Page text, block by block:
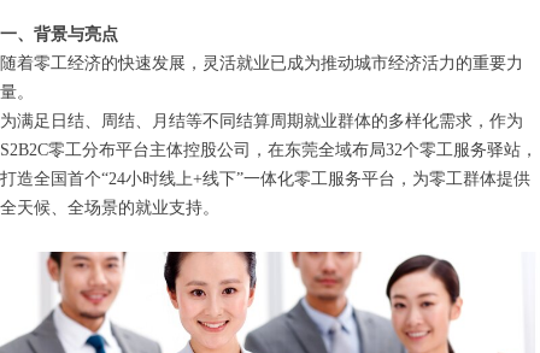
一、背景与亮点
随着零工经济的快速发展，灵活就业已成为推动城市经济活力的重要力
量。
为满足日结、周结、月结等不同结算周期就业群体的多样化需求，作为
S2B2C零工分布平台主体控股公司，在东莞全域布局32个零工服务驿站，
打造全国首个“24小时线上+线下”一体化零工服务平台，为零工群体提供
全天候、全场景的就业支持。